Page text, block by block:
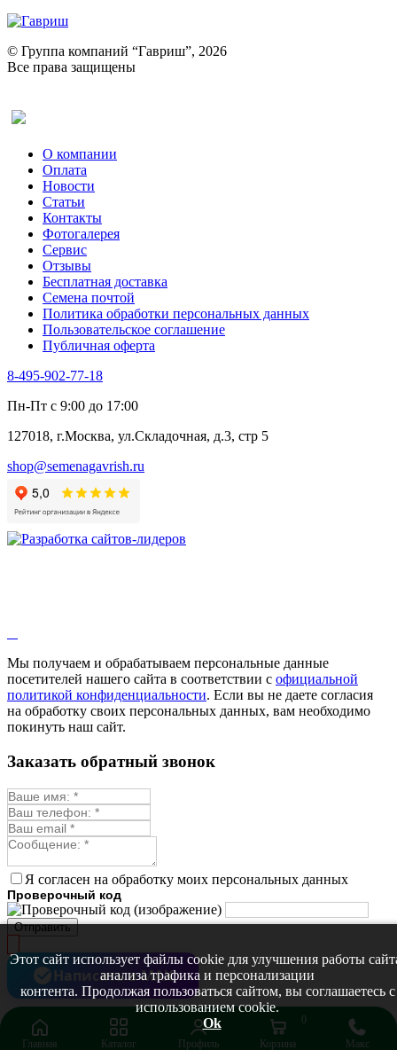
© Группа компаний “Гавриш”, 2026
Все права защищены
О компании
Оплата
Новости
Статьи
Контакты
Фотогалерея​
Сервис
Отзывы
Бесплатная доставка
Семена почтой
Политика обработки персональных данных
Пользовательское соглашение
Публичная оферта
8-495-902-77-18
Пн-Пт с 9:00 до 17:00
127018, г.Москва, ул.Складочная, д.3, стр 5
shop@semenagavrish.ru
Мы получаем и обрабатываем персональные данные
посетителей нашего сайта в соответствии с официальной
политикой конфиденциальности. Если вы не даете согласия
на обработку своих персональных данных, вам необходимо
покинуть наш сайт.
Этот сайт использует файлы cookie для улучшения работы
анализа трафика и персонализации
контента. Продолжая пользоваться сайтом, вы соглашаетесь с
использованием cookie.
Ok
Заказать обратный звонок
Я согласен на обработку моих персональных данных
Проверочный код
Отправить
Главная Каталог Профиль
0
Корзина
Макс
Написать в MAX